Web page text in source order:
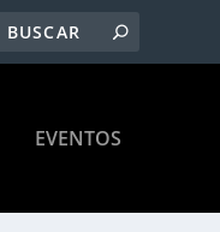
EVENTOS